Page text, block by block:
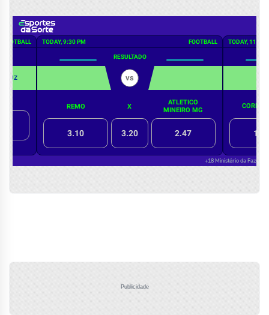
Publicidade